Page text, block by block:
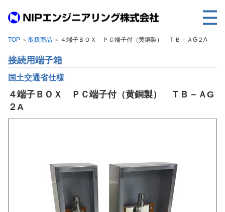
事業内容
各種実績
ご利用に際して
建設サイト・シリーズの 個人データの共同利用について
個人情報保護方針
TOP ＞ 取扱商品 ＞ ４端子ＢＯＸ ＰＣ端子付（黄銅製） ＴＢ－ＡG２A
接続用端子箱
国土交通省仕様
４端子ＢＯＸ ＰＣ端子付（黄銅製） ＴＢ－ＡG
２A